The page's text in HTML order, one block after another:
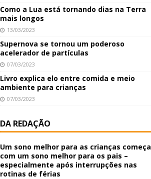
Como a Lua está tornando dias na Terra
mais longos
13/03/2023
Supernova se tornou um poderoso
acelerador de partículas
07/03/2023
Livro explica elo entre comida e meio
ambiente para crianças
07/03/2023
DA REDAÇÃO
Um sono melhor para as crianças começa
com um sono melhor para os pais –
especialmente após interrupções nas
rotinas de férias